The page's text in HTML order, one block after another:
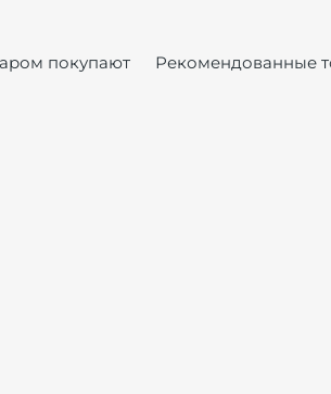
покупают Рекомендованные